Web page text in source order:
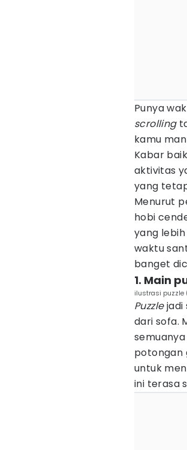
Punya
scrolling
kamu
Kabar
aktivitas
yang
Menurut
hobi
yang
waktu
banget
1. Main
ilustrasi puzzle
Puzzlejadi
dari sofa.
potongan
untuk
ini terasa